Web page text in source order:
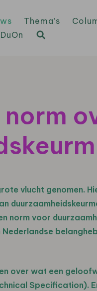
Thema’s
vlucht genomen.
norm voor
over wat een
Specification).